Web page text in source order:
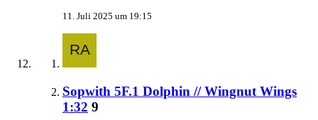
11. Juli 2025 um 19:15
Sopwith 5F.1 Dolphin // Wingnut Wings
1:32 9